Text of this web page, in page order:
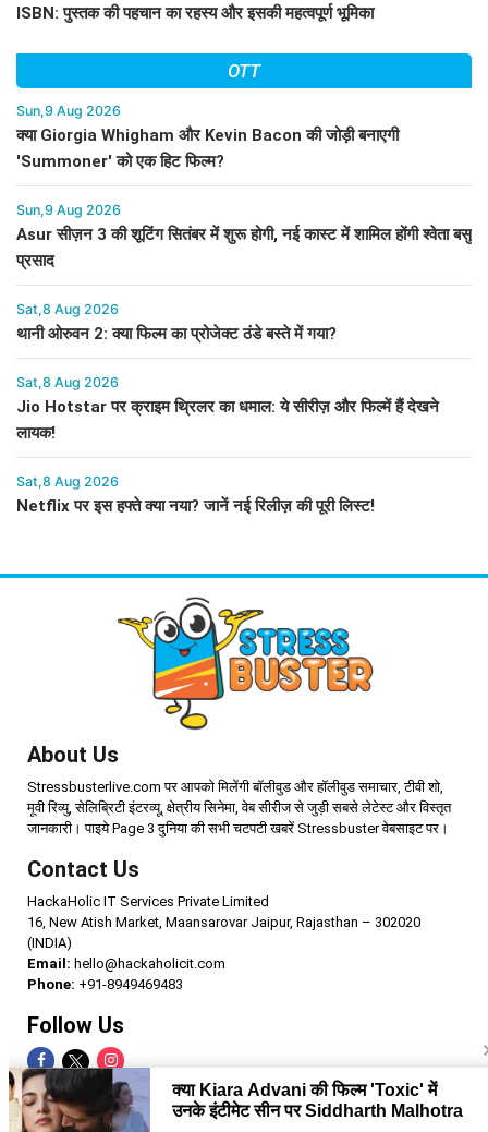
ISBN: पुस्तक की पहचान का रहस्य और इसकी महत्वपूर्ण भूमिका
OTT
Sun,9 Aug 2026
क्या Giorgia Whigham और Kevin Bacon की जोड़ी बनाएगी
'Summoner' को एक हिट फिल्म?
Sun,9 Aug 2026
Asur सीज़न 3 की शूटिंग सितंबर में शुरू होगी, नई कास्ट में शामिल होंगी श्वेता बसु
प्रसाद
Sat,8 Aug 2026
थानी ओरुवन 2: क्या फिल्म का प्रोजेक्ट ठंडे बस्ते में गया?
Sat,8 Aug 2026
Jio Hotstar पर क्राइम थ्रिलर का धमाल: ये सीरीज़ और फिल्में हैं देखने
लायक!
Sat,8 Aug 2026
Netflix पर इस हफ्ते क्या नया? जानें नई रिलीज़ की पूरी लिस्ट!
About Us
Stressbusterlive.com पर आपको मिलेंगी बॉलीवुड और हॉलीवुड समाचार, टीवी शो,
मूवी रिव्यु, सेलिब्रिटी इंटरव्यू, क्षेत्रीय सिनेमा, वेब सीरीज से जुड़ी सबसे लेटेस्ट और विस्तृत
जानकारी। पाइये Page 3 दुनिया की सभी चटपटी खबरें Stressbuster वेबसाइट पर।
Contact Us
HackaHolic IT Services Private Limited
16, New Atish Market, Maansarovar Jaipur, Rajasthan – 302020
(INDIA)
Email: hello@hackaholicit.com
Phone: +91-8949469483
Follow Us